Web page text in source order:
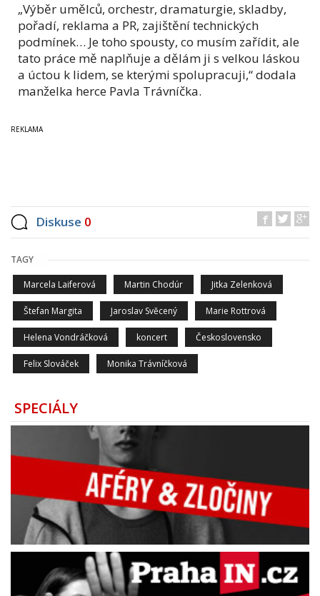
„Výběr umělců, orchestr, dramaturgie, skladby,
pořadí, reklama a PR, zajištění technických
podmínek… Je toho spousty, co musím zařídit, ale
tato práce mě naplňuje a dělám ji s velkou láskou
a úctou k lidem, se kterými spolupracuji,“ dodala
manželka herce Pavla Trávníčka.
Diskuse 0
TAGY
Marcela Laiferová Martin Chodúr Jitka Zelenková
Štefan Margita Jaroslav Svěcený Marie Rottrová
Helena Vondráčková koncert Československo
Felix Slováček Monika Trávníčková
SPECIÁLY